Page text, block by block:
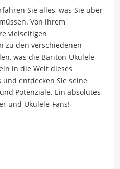
Sie alles, was Sie über
Von ihrem
vielseitigen
zu den verschiedenen
was die Bariton-Ukulele
in die Welt dieses
entdecken Sie seine
Potenziale. Ein absolutes
und Ukulele-Fans!